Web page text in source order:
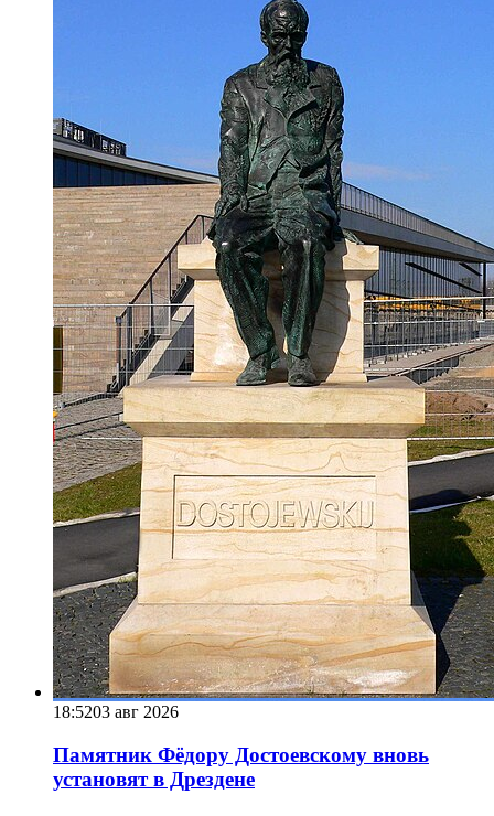
18:5203 авг 2026
Памятник Фёдору Достоевскому вновь
установят в Дрездене